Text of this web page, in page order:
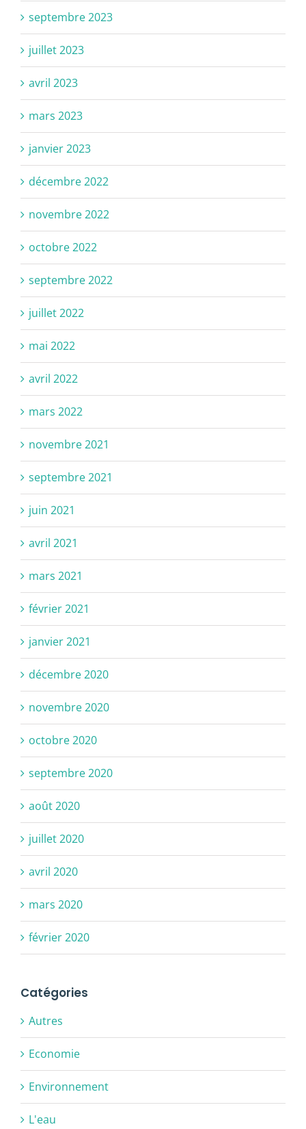
septembre 2023
juillet 2023
avril 2023
mars 2023
janvier 2023
décembre 2022
novembre 2022
octobre 2022
septembre 2022
juillet 2022
mai 2022
avril 2022
mars 2022
novembre 2021
septembre 2021
juin 2021
avril 2021
mars 2021
février 2021
janvier 2021
décembre 2020
novembre 2020
octobre 2020
septembre 2020
août 2020
juillet 2020
avril 2020
mars 2020
février 2020
Catégories
Autres
Economie
Environnement
L'eau